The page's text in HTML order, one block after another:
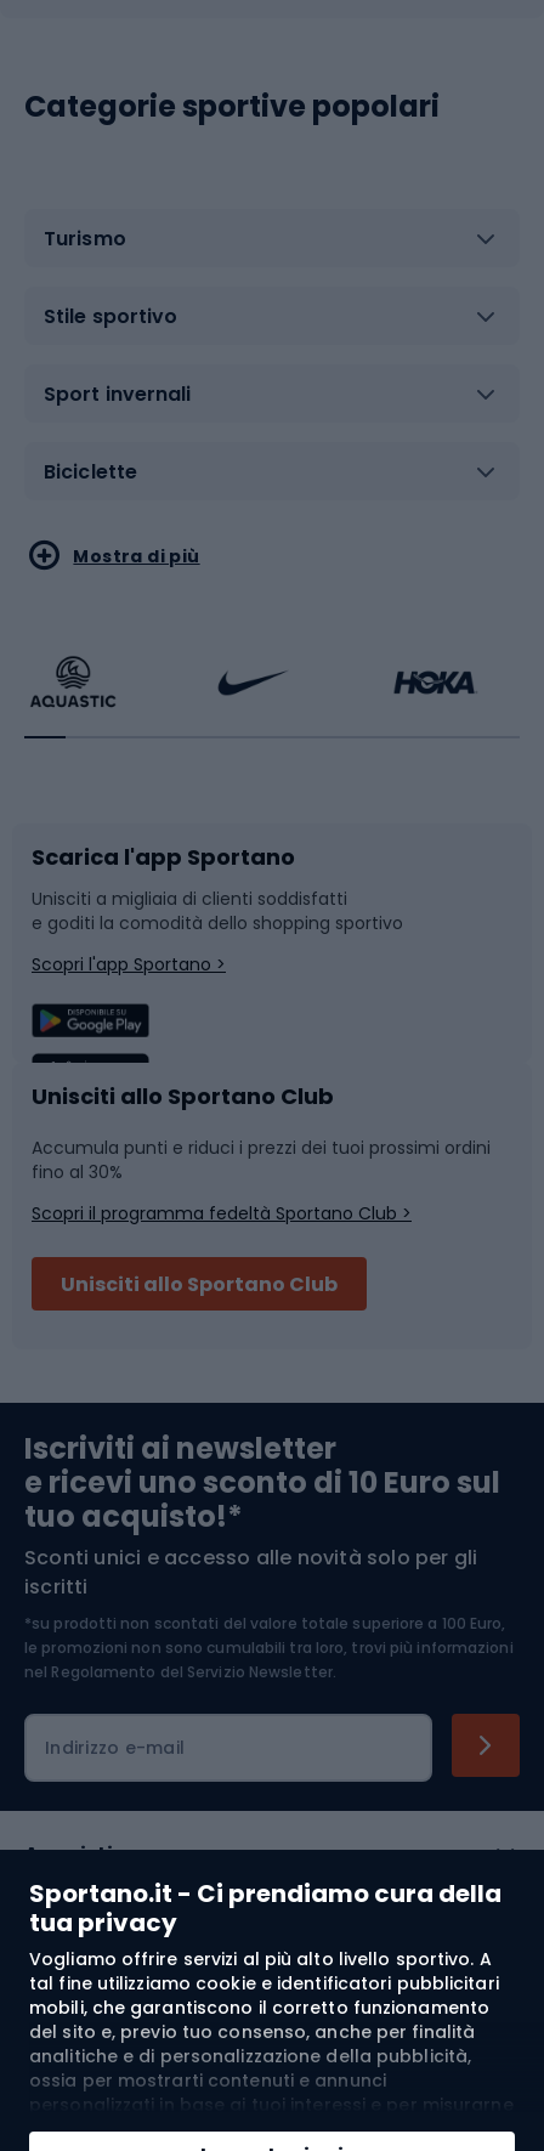
Sportano.it - Ci prendiamo cura della
tua privacy
Vogliamo offrire servizi al più alto livello sportivo. A
tal fine utilizziamo cookie e identificatori pubblicitari
mobili, che garantiscono il corretto funzionamento
del sito e, previo tuo consenso, anche per finalità
analitiche e di personalizzazione della pubblicità,
ossia per mostrarti contenuti e annunci
personalizzati in base ai tuoi interessi e per misurarne
l’efficacia. I cookie e gli identificatori pubblicitari
Categorie sportive popolari
Turismo
Stile sportivo
Sport invernali
Biciclette
Sport acquatici
Bikepacking
Bushcraft
Corsa
Sport di squadra
Caschi da ciclismo
Skitouring
Abbigliamento da escursionismo
Sport di arti marziali
Sport con le racchette
Slitte e slittini
Snowboard
Camminata nordica
Nuoto
Pattinaggio
Componenti per biciclette
Arrampicata
Medicina dello sport
Abbigliamento ciclistico
Mostra di più
Scarica l'app Sportano
Unisciti a migliaia di clienti soddisfatti
e goditi la comodità dello shopping sportivo
Scopri l'app Sportano >
Unisciti allo Sportano Club
Accumula punti e riduci i prezzi dei tuoi prossimi ordini
fino al 30%
Scopri il programma fedeltà Sportano Club >
Unisciti allo Sportano Club
Iscriviti ai newsletter
e ricevi uno sconto di 10 Euro sul
tuo acquisto!*
Sconti unici e accesso alle novità solo per gli
iscritti
*su prodotti non scontati del valore totale superiore a 100 Euro,
le promozioni non sono cumulabili tra loro, trovi più informazioni
nel Regolamento del Servizio Newsletter.
Indirizzo e-mail
Acquisti
Servizio clienti
Regolamento
Chi siamo